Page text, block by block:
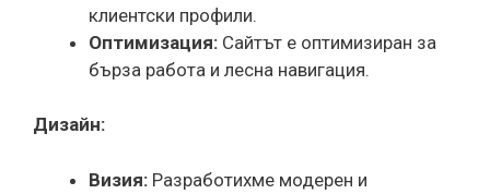
клиентски профили.
Оптимизация: Сайтът е оптимизиран за
бърза работа и лесна навигация.
Дизайн:
Визия: Разработихме модерен и